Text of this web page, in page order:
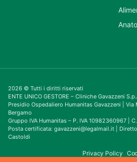
2026 © Tutti i diritti riservati
ENTE UNICO GESTORE – Cliniche Gavazzeni
Presidio Ospedaliero Humanitas Gavazzeni | Via
Bergamo
Gruppo IVA Humanitas – P. IVA 10982360967 |
Posta certificata: gavazzeni@legalmail.it |
Castoldi
Privacy Policy